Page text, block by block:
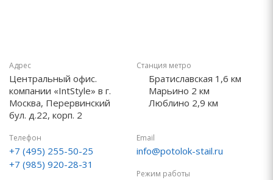
Адрес
Центральный офис.
компании «IntStyle» в г.
Москва, Перервинский
бул. д.22, корп. 2
Станция метро
Братиславская 1,6 км
Марьино 2 км
Люблино 2,9 км
Телефон
+7 (495) 255-50-25
+7 (985) 920-28-31
Email
info@potolok-stail.ru
Режим работы